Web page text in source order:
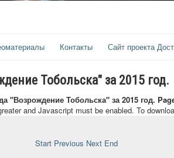
Контакты Сайт проекта
Тобольска" за 2015 год.
"Возрождение Тобольска" за 2015 год.
and Javascript must be enabled. To
Start Previous Next End